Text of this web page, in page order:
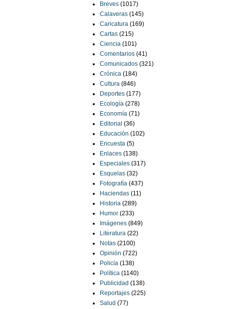
Breves (1017)
Calaveras (145)
Caricatura (169)
Cartas (215)
Ciencia (101)
Comentarios (41)
Comunicados (321)
Crónica (184)
Cultura (846)
Deportes (177)
Ecología (278)
Economía (71)
Editorial (36)
Educación (102)
Encuesta (5)
Enlaces (138)
Especiales (317)
Esquelas (32)
Fotografía (437)
Haciendas (11)
Historia (289)
Humor (233)
Imágenes (849)
Literatura (22)
Notas (2100)
Opinión (722)
Policía (138)
Política (1140)
Publicidad (138)
Reportajes (225)
Salud (77)